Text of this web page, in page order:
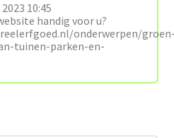
10:45
handig voor u?
onderwerpen/
tuinen-parken-en-